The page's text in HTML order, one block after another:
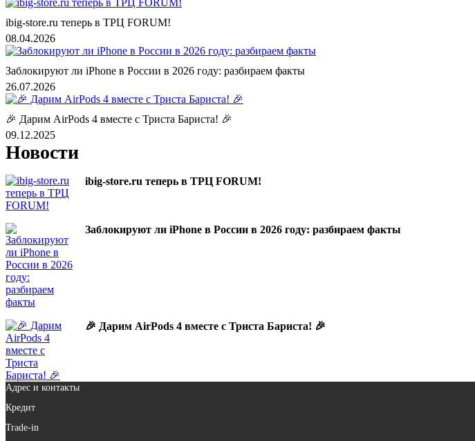
ibig-store.ru теперь в ТРЦ FORUM!
08.04.2026
Заблокируют ли iPhone в России в 2026 году: разбираем факты
26.07.2026
🎉 Дарим AirPods 4 вместе с Триста Бариста! 🎉
09.12.2025
Новости
ibig-store.ru теперь в ТРЦ FORUM!
Заблокируют ли iPhone в России в 2026 году: разбираем факты
🎉 Дарим AirPods 4 вместе с Триста Бариста! 🎉
Адрес и контакты
Кредит
Trade-in